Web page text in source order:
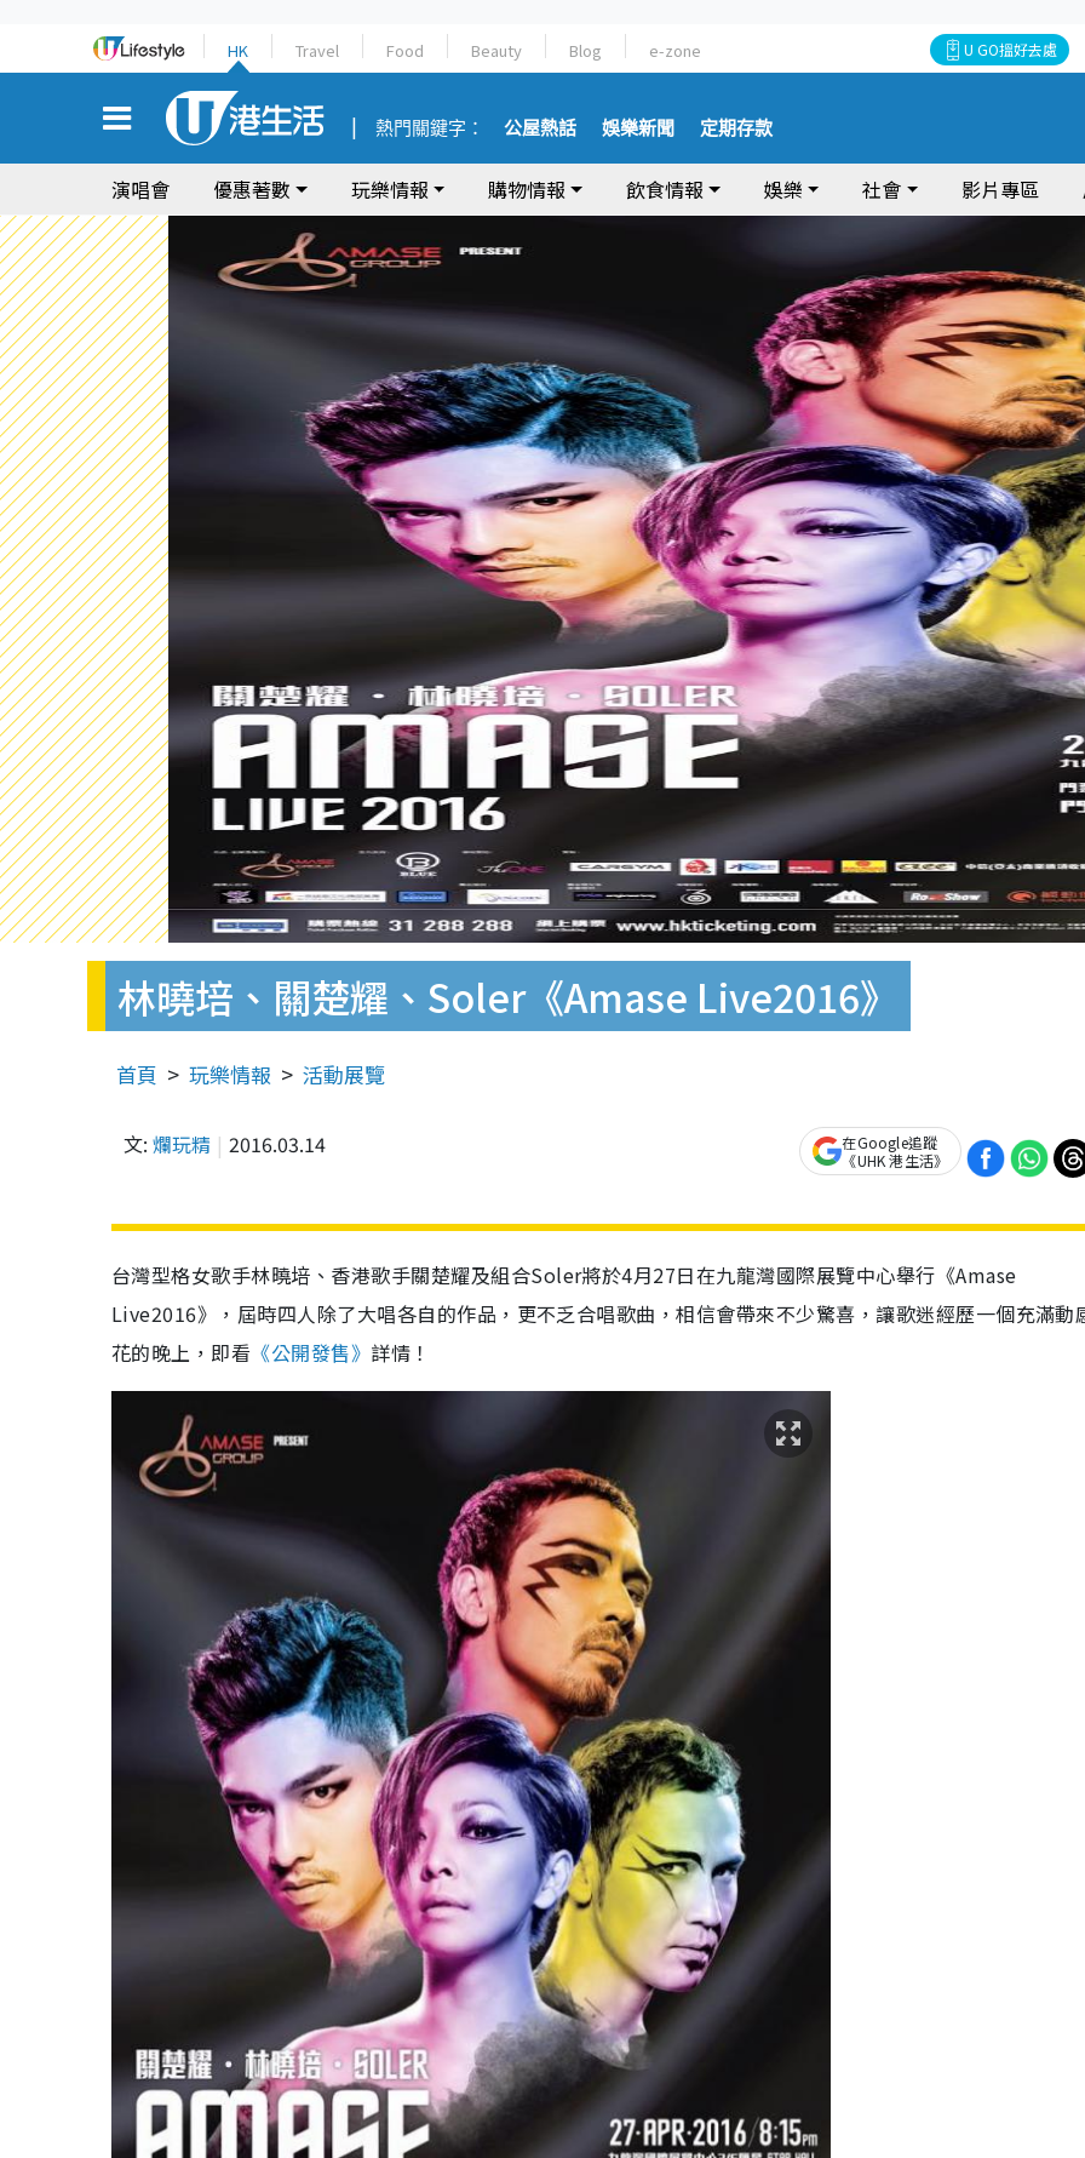
HK Travel Food Beauty Blog e-zone U GO搵好去處
熱門關鍵字： 公屋熱話 娛樂新聞 定期存款
演唱會 優惠著數 玩樂情報 購物情報 飲食情報 娛樂 社會 影片專區
林曉培、關楚耀、Soler《Amase Live2016》
首頁 玩樂情報 活動展覽
文: 爛玩精 2016.03.14
在Google追蹤
《UHK 港生活》
台灣型格女歌手林曉培、香港歌手關楚耀及組合Soler將於4月27日在九龍灣國際展覽中心舉行《Amase
Live2016》，屆時四人除了大唱各自的作品，更不乏合唱歌曲，相信會帶來不少驚喜，讓歌迷經歷一個充滿動
花的晚上，即看 《公開發售》 詳情！